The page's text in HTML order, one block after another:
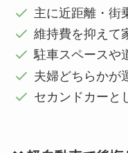
主に近距離・街
維持費を抑えて
駐車スペースや
夫婦どちらかが
セカンドカーと